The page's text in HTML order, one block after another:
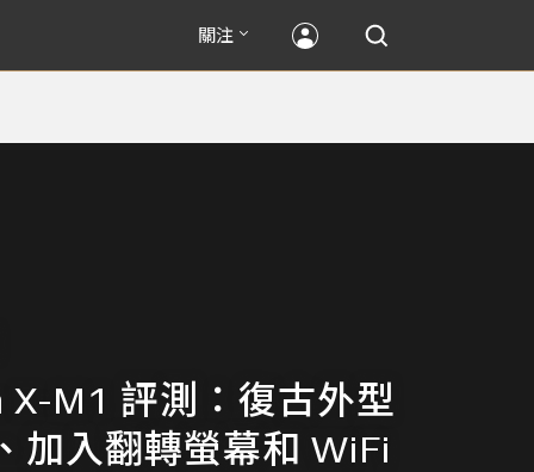
關注
M1 評測：復古外型
加入翻轉螢幕和 WiFi